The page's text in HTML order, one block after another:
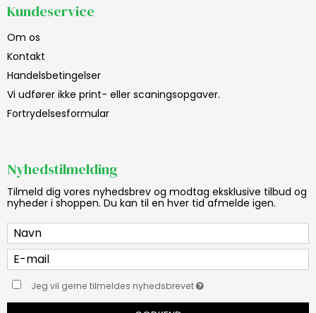
Kundeservice
Om os
Kontakt
Handelsbetingelser
Vi udfører ikke print- eller scaningsopgaver.
Fortrydelsesformular
Nyhedstilmelding
Tilmeld dig vores nyhedsbrev og modtag eksklusive tilbud og
nyheder i shoppen. Du kan til en hver tid afmelde igen.
Jeg vil gerne tilmeldes nyhedsbrevet